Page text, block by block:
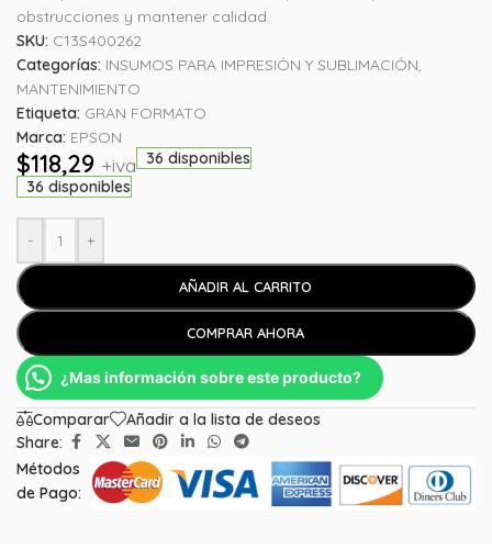
obstrucciones y mantener calidad.
SKU: C13S400262
Categorías: INSUMOS PARA IMPRESIÓN Y SUBLIMACIÓN,
MANTENIMIENTO
Etiqueta: GRAN FORMATO
Marca: EPSON
$118,29 +iva
36 disponibles
36 disponibles
- +
AÑADIR AL CARRITO
COMPRAR AHORA
¿Mas información sobre este producto?
Comparar
Añadir a la lista de deseos
Share:
Métodos
de Pago: